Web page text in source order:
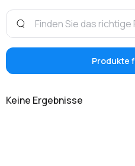
Produkte
Keine Ergebnisse